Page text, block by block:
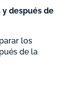
y después de
los
de la